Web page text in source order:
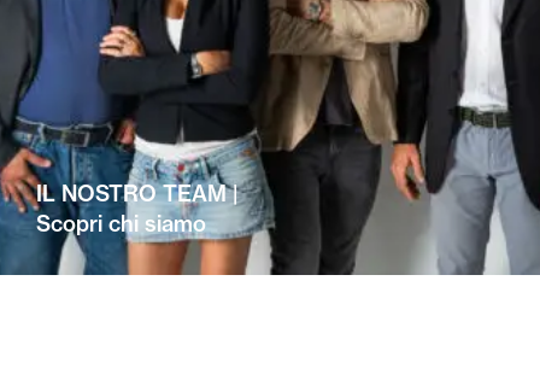
IL NOSTRO TEAM |
Scopri chi siamo